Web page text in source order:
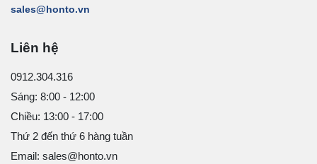
sales@honto.vn
Liên hệ
0912.304.316
Sáng: 8:00 - 12:00
Chiều: 13:00 - 17:00
Thứ 2 đến thứ 6 hàng tuần
Email: sales@honto.vn